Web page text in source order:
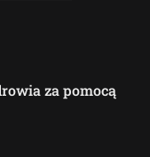
za pomocą